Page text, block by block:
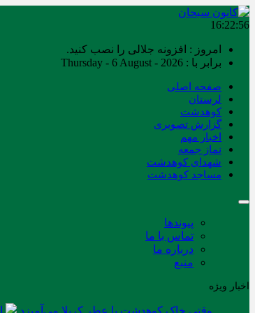
16:22:56
امروز : افزونه جلالی را نصب کنید.
برابر با : Thursday - 6 August - 2026
صفحه اصلی
لرستان
کوهدشت
گزارش تصویری
اخبار مهم
نماز جمعه
شهدای کوهدشت
مساجد کوهدشت
پیوندها
تماس با ما
درباره ما
منبع
اخبار ویژه
وقتی خاک کوهدشت با عطر کربلا می‌آمیزد